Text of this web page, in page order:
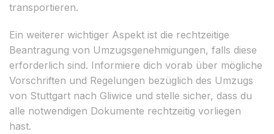
transportieren.
Ein weiterer wichtiger Aspekt ist die rechtzeitige
Beantragung von Umzugsgenehmigungen, falls diese
erforderlich sind. Informiere dich vorab über mögliche
Vorschriften und Regelungen bezüglich des Umzugs
von Stuttgart nach Gliwice und stelle sicher, dass du
alle notwendigen Dokumente rechtzeitig vorliegen
hast.